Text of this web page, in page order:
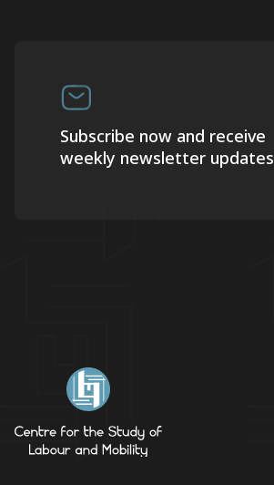
Subscribe now and receive
weekly newsletter updates